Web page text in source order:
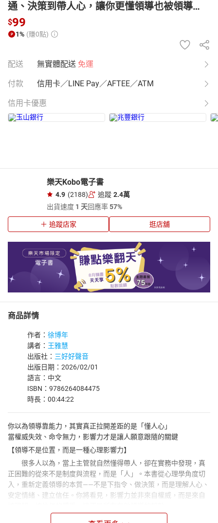
通、決策到帶人心，讓你更懂領導也被領導
【有聲書】
$99
1% (賺0點)
配送 無實體配送 免運
付款 信用卡／LINE Pay／AFTEE／ATM
信用卡優惠
樂天Kobo電子書
4.9 (2188) 追蹤 2.4萬
出貨速度 1 天回應率57%
追蹤店家 逛店舖
商品詳情
作者： 徐博年
講者： 王雅慧
出版社： 三好好聲音
出版日期：2026/02/01
語言：中文
ISBN：9786264084475
時長：00:44:22
你以為領導靠能力，其實真正拉開差距的是「懂人心」
當權威失效、命令無力，影響力才是讓人願意跟隨的關鍵
【領導不是位置，而是一種心理影響力】
很多人以為，當上主管就自然懂得帶人，卻在實務中發現，真
正困難的從來不是制度與流程，而是「人」。本書從心理學角度切
入，重新定義領導的本質——不是下指令、做決策，而是理解人心、
安定情緒、建立信任。你將看見，影響力並非來自權威，而是來自
【你以為在溝通，其實對方在防衛】